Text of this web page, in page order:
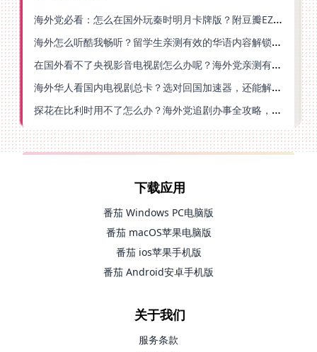
海外党必看：怎么在国外玩秦时明月卡牌版？附豆瓣EZCast地区限制破解法
海外怎么听酷我畅听？留学生亲测有效的华语内容解锁指南
在国外看不了央视影音电视剧怎么办呢？海外党亲测有效的回国加速方案
海外华人看国内电视剧总卡？选对回国加速器，还能解决菲律宾打不开反诈中心的问题
探花在比利时用不了怎么办？海外党追剧办事全攻略，选对加速器就够了
下载应用
番茄 Windows PC电脑版
番茄 macOS苹果电脑版
番茄 ios苹果手机版
番茄 Android安卓手机版
关于我们
服务条款